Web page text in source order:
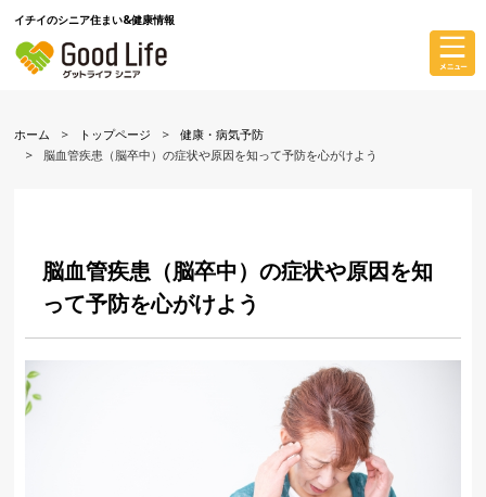
イチイのシニア住まい&健康情報
ホーム トップページ
健康・病気予防
脳血管疾患（脳卒中）の症状や原因を知って予防を心がけよう
脳血管疾患（脳卒中）の症状や原因を知
って予防を心がけよう